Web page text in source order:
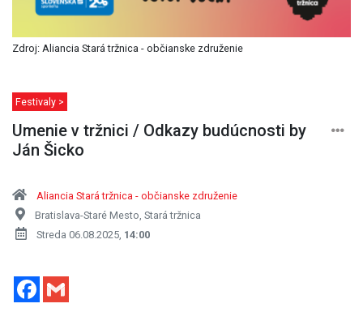
Zdroj: Aliancia Stará tržnica - občianske združenie
Festivaly >
Umenie v tržnici / Odkazy budúcnosti by
Ján Šicko
Aliancia Stará tržnica - občianske združenie
Bratislava-Staré Mesto, Stará tržnica
Streda 06.08.2025, 14:00
Facebook